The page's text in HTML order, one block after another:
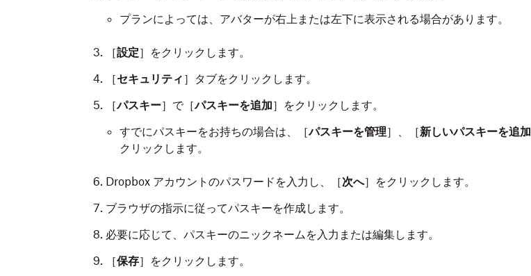
プランによっては、アバターが右上または左下に表示される場合があります。
［設定］をクリックします。
［セキュリティ ］タブをクリックします。
［パスキー］で［パスキーを追加］をクリックします。
すでにパスキーをお持ちの場合は、［パスキーを管理］、［新しいパスキーを追加
クリックします。
Dropbox アカウントのパスワードを入力し、［次へ］をクリックします。
ブラウザの指示に従ってパスキーを作成します。
必要に応じて、パスキーのニックネームを入力または編集します。
［保存］をクリックします。